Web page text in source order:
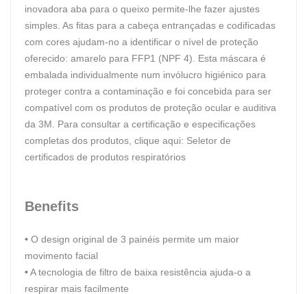
inovadora aba para o queixo permite-lhe fazer ajustes
simples. As fitas para a cabeça entrançadas e codificadas
com cores ajudam-no a identificar o nível de proteção
oferecido: amarelo para FFP1 (NPF 4). Esta máscara é
embalada individualmente num invólucro higiénico para
proteger contra a contaminação e foi concebida para ser
compatível com os produtos de proteção ocular e auditiva
da 3M. Para consultar a certificação e especificações
completas dos produtos, clique aqui: Seletor de
certificados de produtos respiratórios
Benefits
• O design original de 3 painéis permite um maior
movimento facial
•A tecnologia de filtro de baixa resistência ajuda-o a
respirar mais facilmente